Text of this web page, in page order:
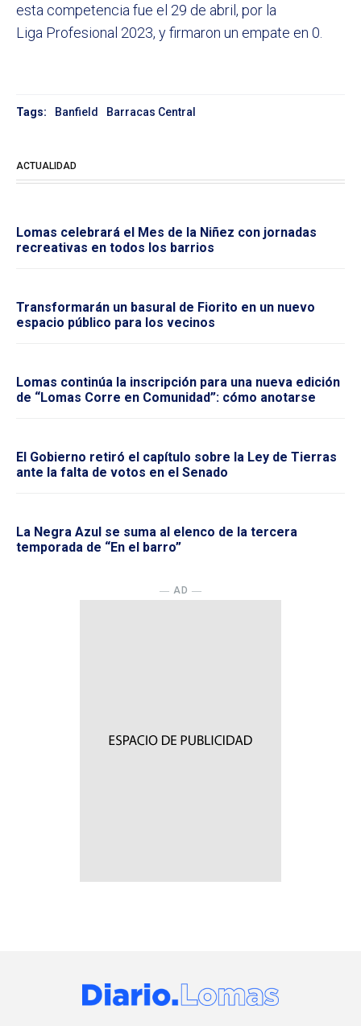
esta competencia fue el 29 de abril, por la
Liga Profesional 2023, y firmaron un empate en 0.
Tags: Banfield Barracas Central
ACTUALIDAD
Lomas celebrará el Mes de la Niñez con jornadas
recreativas en todos los barrios
Transformarán un basural de Fiorito en un nuevo
espacio público para los vecinos
Lomas continúa la inscripción para una nueva edición
de “Lomas Corre en Comunidad”: cómo anotarse
El Gobierno retiró el capítulo sobre la Ley de Tierras
ante la falta de votos en el Senado
La Negra Azul se suma al elenco de la tercera
temporada de “En el barro”
― AD ―